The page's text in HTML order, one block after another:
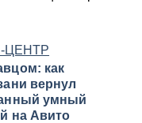
ЦЕНТР
как
вернул
умный
на Авито